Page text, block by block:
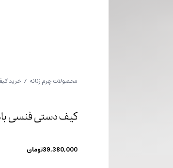
محصولات چرم زنانه / خرید
کیف دستی فنسی
39,380,000تومان